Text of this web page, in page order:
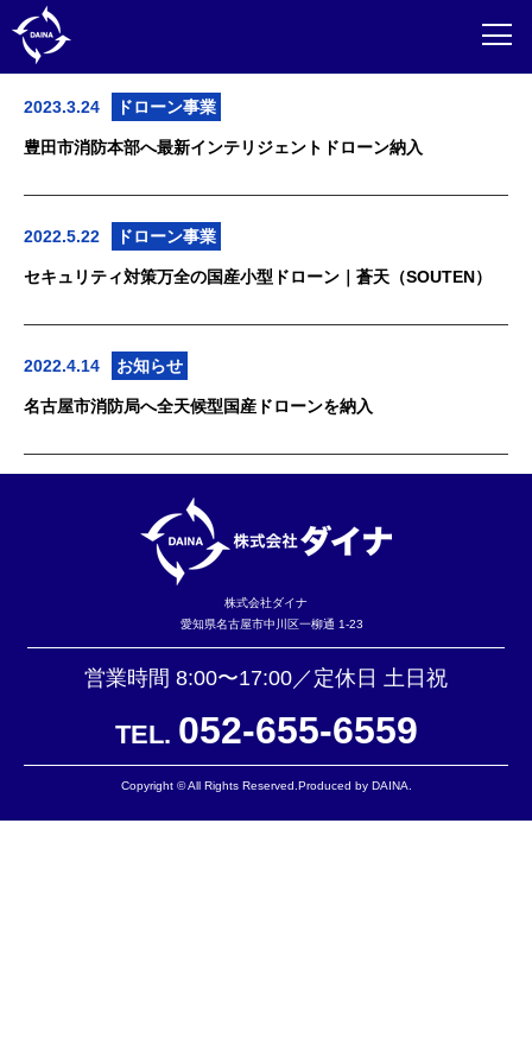
NEWS
2023.3.24 ドローン事業
豊田市消防本部へ最新インテリジェントドローン納入
2022.5.22 ドローン事業
セキュリティ対策万全の国産小型ドローン｜蒼天（SOUTEN）
2022.4.14 お知らせ
名古屋市消防局へ全天候型国産ドローンを納入
株式会社ダイナ
愛知県名古屋市中川区一柳通 1-23
営業時間 8:00〜17:00／定休日 土日祝
TEL. 052-655-6559
Copyright © All Rights Reserved.Produced by DAINA.